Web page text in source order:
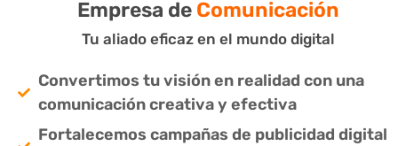
Empresa de Comunicación
Tu aliado eficaz en el mundo digital
Convertimos tu visión en realidad con una
comunicación creativa y efectiva
Fortalecemos campañas de publicidad digital